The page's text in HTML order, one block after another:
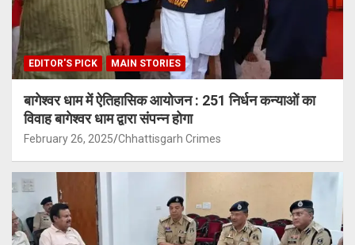
EDITOR'S PICK MAIN STORIES
बागेश्वर धाम में ऐतिहासिक आयोजन : 251 निर्धन कन्याओं का
विवाह बागेश्वर धाम द्वारा संपन्न होगा
February 26, 2025 Chhattisgarh Crimes